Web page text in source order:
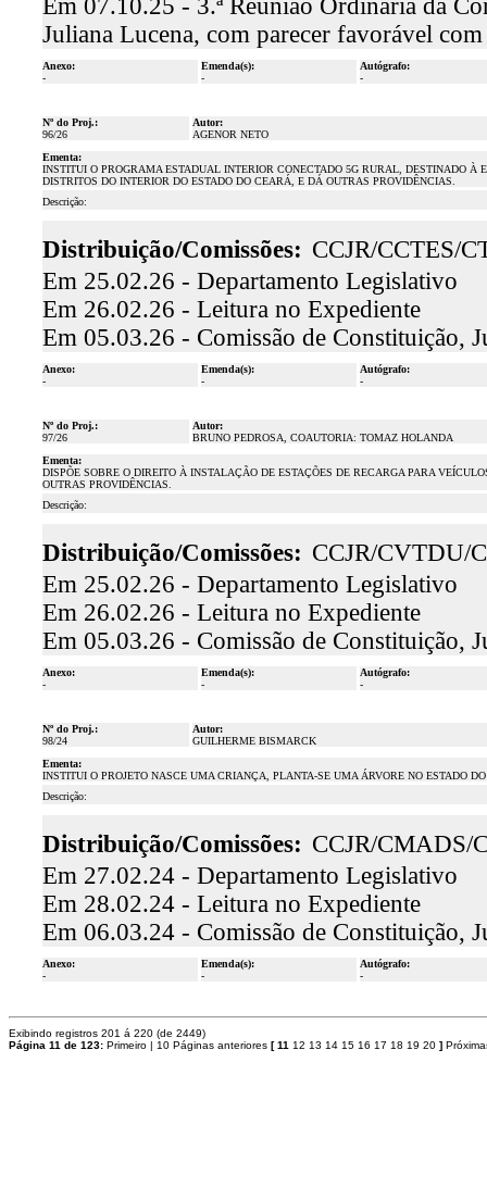
Em 07.10.25 - 3.ª Reunião Ordinária da
Juliana Lucena, com parecer favorável
Anexo:
-
Emenda(s):
-
Autógrafo:
-
Nº do Proj.:
96/26
Autor:
AGENOR NETO
Ementa:
INSTITUI O PROGRAMA ESTADUAL INTERIOR CONECTADO 5G RURAL, DESTINADO
DISTRITOS DO INTERIOR DO ESTADO DO CEARÁ, E DÁ OUTRAS PROVIDÊNCIAS.
Descrição:
Distribuição/Comissões: CCJR/CCTES/
Em 25.02.26 - Departamento Legislativo
Em 26.02.26 - Leitura no Expediente
Em 05.03.26 - Comissão de Constituição,
Anexo:
-
Emenda(s):
-
Autógrafo:
-
Nº do Proj.:
97/26
Autor:
BRUNO PEDROSA, COAUTORIA: TOMAZ HOLANDA
Ementa:
DISPÕE SOBRE O DIREITO À INSTALAÇÃO DE ESTAÇÕES DE RECARGA PARA
OUTRAS PROVIDÊNCIAS.
Descrição:
Distribuição/Comissões: CCJR/CVTDU/
Em 25.02.26 - Departamento Legislativo
Em 26.02.26 - Leitura no Expediente
Em 05.03.26 - Comissão de Constituição,
Anexo:
-
Emenda(s):
-
Autógrafo:
-
Nº do Proj.:
98/24
Autor:
GUILHERME BISMARCK
Ementa:
INSTITUI O PROJETO NASCE UMA CRIANÇA, PLANTA-SE UMA ÁRVORE NO ESTADO
Descrição:
Distribuição/Comissões: CCJR/CMADS/
Em 27.02.24 - Departamento Legislativo
Em 28.02.24 - Leitura no Expediente
Em 06.03.24 - Comissão de Constituição,
Anexo:
-
Emenda(s):
-
Autógrafo:
-
Exibindo registros 201 á 220 (de 2449)
Página 11 de 123: Primeiro | 10 Páginas anteriores [11 12 13 14 15 16 17 18 19 20 ]